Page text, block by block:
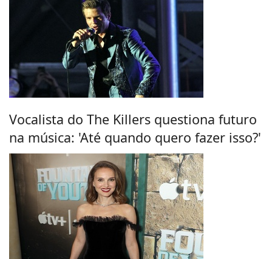
Vocalista do The Killers questiona futuro
na música: 'Até quando quero fazer isso?'